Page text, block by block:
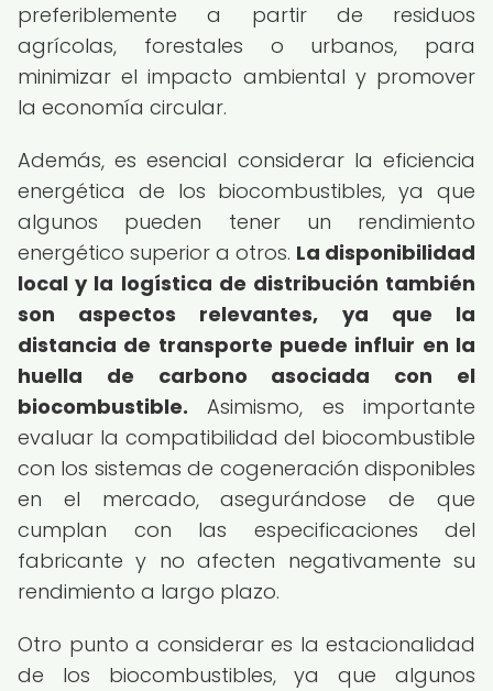
preferiblemente a partir de residuos
agrícolas, forestales o urbanos, para
minimizar el impacto ambiental y promover
la economía circular.
Además, es esencial considerar la eficiencia
energética de los biocombustibles, ya que
algunos pueden tener un rendimiento
energético superior a otros. La disponibilidad
local y la logística de distribución también
son aspectos relevantes, ya que la
distancia de transporte puede influir en la
huella de carbono asociada con el
biocombustible. Asimismo, es importante
evaluar la compatibilidad del biocombustible
con los sistemas de cogeneración disponibles
en el mercado, asegurándose de que
cumplan con las especificaciones del
fabricante y no afecten negativamente su
rendimiento a largo plazo.
Otro punto a considerar es la estacionalidad
de los biocombustibles, ya que algunos